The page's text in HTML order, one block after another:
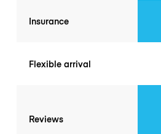
Insurance
Flexible arrival
Reviews